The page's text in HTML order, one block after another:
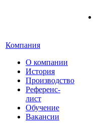
Компания
О компании
История
Производство
Референс-
лист
Обучение
Вакансии